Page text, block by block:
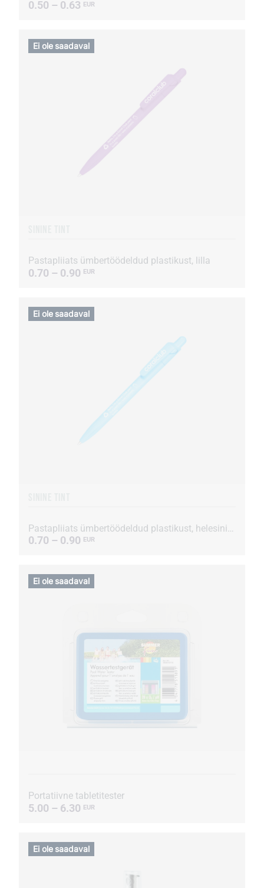
0.50 – 0.63 EUR
Pastapliiats ümbertöödeldud plastikust, lilla
0.70 – 0.90 EUR
Ei ole saadaval
Pastapliiats ümbertöödeldud plastikust, helesinine
0.70 – 0.90 EUR
Ei ole saadaval
Portatiivne tabletitester
5.00 – 6.30 EUR
Ei ole saadaval
Ei ole saadaval